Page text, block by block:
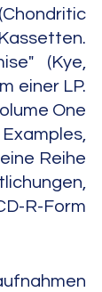
(Kye,
einer LP.
One
Reihe
R-Form